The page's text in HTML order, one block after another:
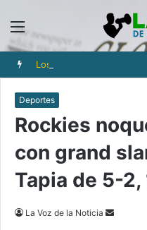
Menú
Deportes
Rockies
con grand
Tapia de 5-2,
La Voz de la Noticia
Send